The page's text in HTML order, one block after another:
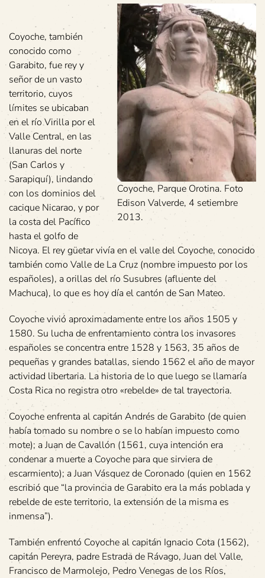
Coyoche, Parque Orotina. Foto
Edison Valverde, 4 setiembre
2013.
Coyoche, también
conocido como
Garabito, fue rey y
señor de un vasto
territorio, cuyos
límites se ubicaban
en el río Virilla por el
Valle Central, en las
llanuras del norte
(San Carlos y
Sarapiquí), lindando
con los dominios del
cacique Nicarao, y por
la costa del Pacífico
hasta el golfo de
Nicoya. El rey güetar vivía en el valle del Coyoche, conocido
también como Valle de La Cruz (nombre impuesto por los
españoles), a orillas del río Susubres (afluente del
Machuca), lo que es hoy día el cantón de San Mateo.
Coyoche vivió aproximadamente entre los años 1505 y
1580. Su lucha de enfrentamiento contra los invasores
españoles se concentra entre 1528 y 1563, 35 años de
pequeñas y grandes batallas, siendo 1562 el año de mayor
actividad libertaria. La historia de lo que luego se llamaría
Costa Rica no registra otro «rebelde» de tal trayectoria.
Coyoche enfrenta al capitán Andrés de Garabito (de quien
había tomado su nombre o se lo habían impuesto como
mote); a Juan de Cavallón (1561, cuya intención era
condenar a muerte a Coyoche para que sirviera de
escarmiento); a Juan Vásquez de Coronado (quien en 1562
escribió que “la provincia de Garabito era la más poblada y
rebelde de este territorio, la extensión de la misma es
inmensa”).
También enfrentó Coyoche al capitán Ignacio Cota (1562),
capitán Pereyra, padre Estrada de Rávago, Juan del Valle,
Francisco de Marmolejo, Pedro Venegas de los Ríos,